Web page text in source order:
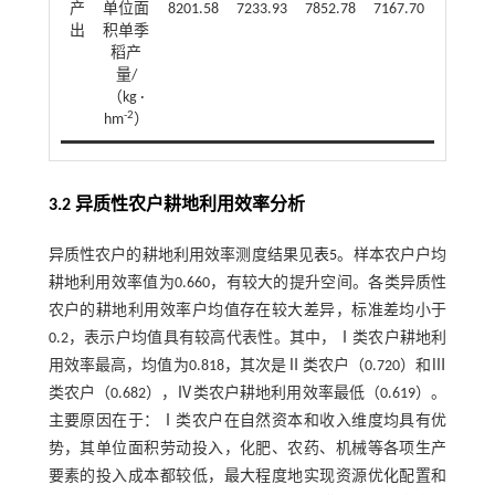
产
出
单位面
积单季
稻产
量/
（kg ·
hm-2）
8201.58 7233.93 7852.78 7167.70
3.2 异质性农户耕地利用效率分析
异质性农户的耕地利用效率测度结果见表5。样本农户户均
耕地利用效率值为0.660，有较大的提升空间。各类异质性
农户的耕地利用效率户均值存在较大差异，标准差均小于
0.2，表示户均值具有较高代表性。其中，Ⅰ类农户耕地利
用效率最高，均值为0.818，其次是Ⅱ类农户（0.720）和Ⅲ
类农户（0.682），Ⅳ类农户耕地利用效率最低（0.619）。
主要原因在于：Ⅰ类农户在自然资本和收入维度均具有优
势，其单位面积劳动投入，化肥、农药、机械等各项生产
要素的投入成本都较低，最大程度地实现资源优化配置和